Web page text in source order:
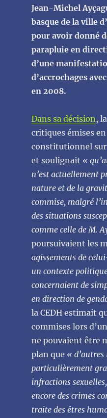
Jean-Michel
basque de la ville
pour avoir donné
parapluie en
d’une
d’accrochages
en 2008.
Dans sa décision,
critiques émises
constitutionnel sur
et soulignait «
n’est actuellement
nature et de la
commise, malgré
des situations
comme celle de M.
poursuivaient les
agissements de
un contexte
concernaient de
en direction de
la CEDH estimait
commises lors
ne pouvaient être
plan que «
particulièrement
infractions
encore des crimes
traite des êtres